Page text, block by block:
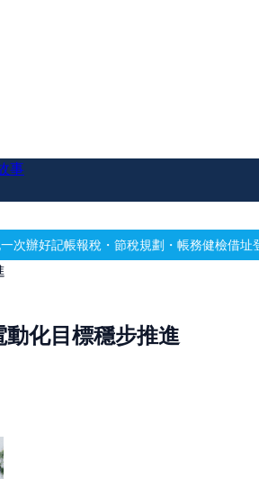
事
規劃・帳務健檢 借址登記・辦公室出租・
化目標穩步推進